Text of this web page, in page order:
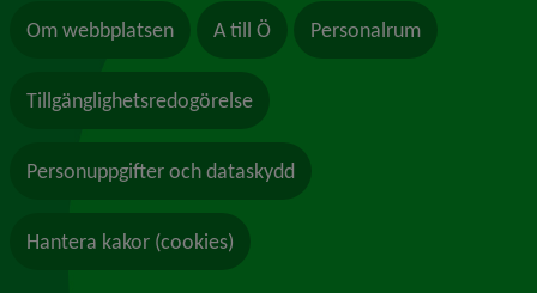
Om webbplatsen A till Ö Personalrum
Tillgänglighetsredogörelse
Personuppgifter och dataskydd
Hantera kakor (cookies)